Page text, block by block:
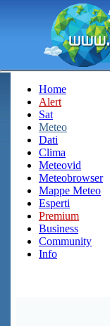
Home
Alert
Sat
Meteo
Dati
Clima
Meteovid
Meteobrowser
Mappe Meteo
Esperti
Premium
Business
Community
Info